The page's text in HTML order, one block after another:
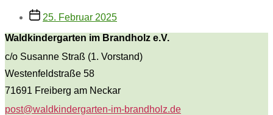
Beitragsdatum
25. Februar 2025
Waldkindergarten im Brandholz e.V.
c/o Susanne Straß (1. Vorstand)
Westenfeldstraße 58
71691 Freiberg am Neckar
post@waldkindergarten-im-brandholz.de